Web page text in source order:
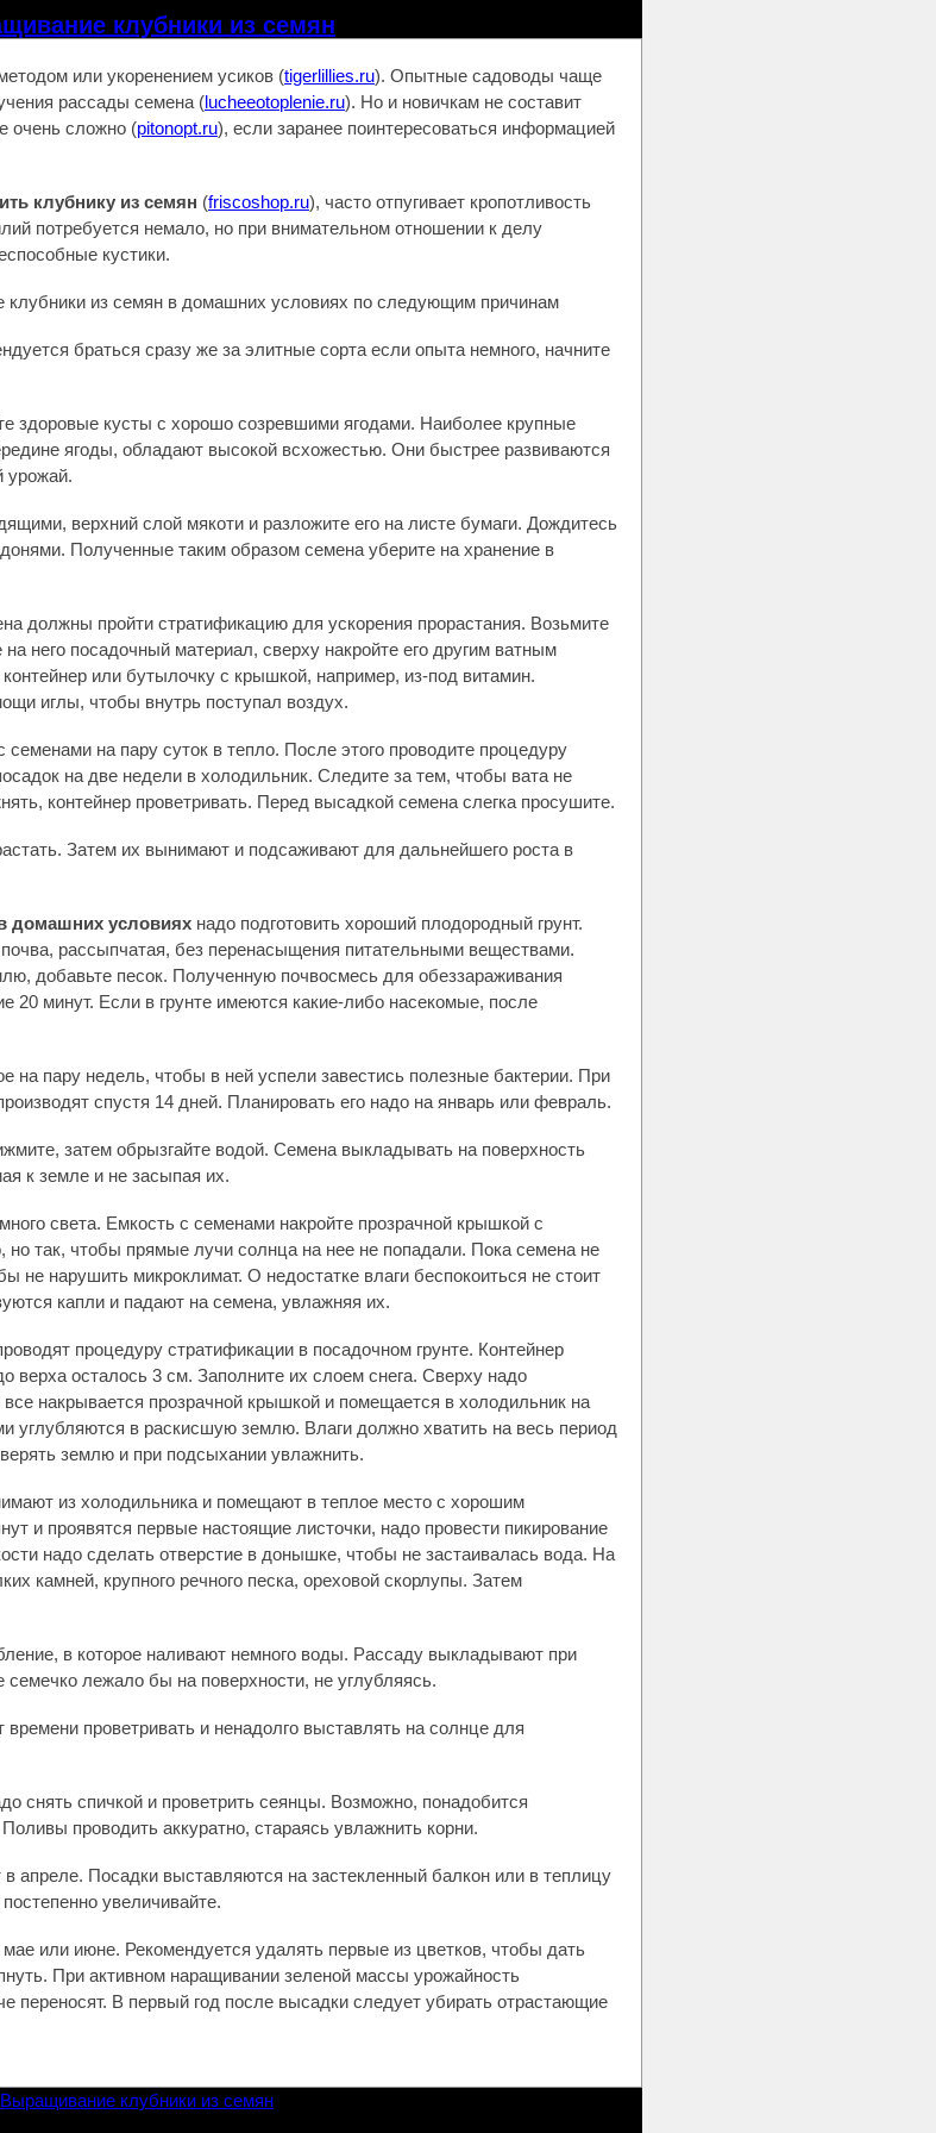
клубники из семян
или укоренением усиков (tigerlillies.ru). Опытные садоводы чаще
рассады семена (lucheeotoplenie.ru). Но и новичкам не составит
очень сложно (pitonopt.ru), если заранее поинтересоваться информацией
клубнику из семян (friscoshop.ru), часто отпугивает кропотливость
потребуется немало, но при внимательном отношении к делу
кустики.
клубники из семян в домашних условиях по следующим причинам
браться сразу же за элитные сорта если опыта немного, начните
здоровые кусты с хорошо созревшими ягодами. Наиболее крупные
ягоды, обладают высокой всхожестью. Они быстрее развиваются
урожай.
верхний слой мякоти и разложите его на листе бумаги. Дождитесь
Полученные таким образом семена уберите на хранение в
должны пройти стратификацию для ускорения прорастания. Возьмите
него посадочный материал, сверху накройте его другим ватным
или бутылочку с крышкой, например, из-под витамин.
иглы, чтобы внутрь поступал воздух.
на пару суток в тепло. После этого проводите процедуру
на две недели в холодильник. Следите за тем, чтобы вата не
контейнер проветривать. Перед высадкой семена слегка просушите.
Затем их вынимают и подсаживают для дальнейшего роста в
домашних условиях надо подготовить хороший плодородный грунт.
рассыпчатая, без перенасыщения питательными веществами.
добавьте песок. Полученную почвосмесь для обеззараживания
20 минут. Если в грунте имеются какие-либо насекомые, после
на пару недель, чтобы в ней успели завестись полезные бактерии. При
спустя 14 дней. Планировать его надо на январь или февраль.
затем обрызгайте водой. Семена выкладывать на поверхность
к земле и не засыпая их.
света. Емкость с семенами накройте прозрачной крышкой с
но так, чтобы прямые лучи солнца на нее не попадали. Пока семена не
не нарушить микроклимат. О недостатке влаги беспокоиться не стоит
капли и падают на семена, увлажняя их.
процедуру стратификации в посадочном грунте. Контейнер
верха осталось 3 см. Заполните их слоем снега. Сверху надо
накрывается прозрачной крышкой и помещается в холодильник на
углубляются в раскисшую землю. Влаги должно хватить на весь период
землю и при подсыхании увлажнить.
из холодильника и помещают в теплое место с хорошим
и проявятся первые настоящие листочки, надо провести пикирование
надо сделать отверстие в донышке, чтобы не застаивалась вода. На
камней, крупного речного песка, ореховой скорлупы. Затем
в которое наливают немного воды. Рассаду выкладывают при
лежало бы на поверхности, не углубляясь.
проветривать и ненадолго выставлять на солнце для
снять спичкой и проветрить сеянцы. Возможно, понадобится
проводить аккуратно, стараясь увлажнить корни.
апреле. Посадки выставляются на застекленный балкон или в теплицу
увеличивайте.
или июне. Рекомендуется удалять первые из цветков, чтобы дать
При активном наращивании зеленой массы урожайность
переносят. В первый год после высадки следует убирать отрастающие
Выращивание клубники из семян